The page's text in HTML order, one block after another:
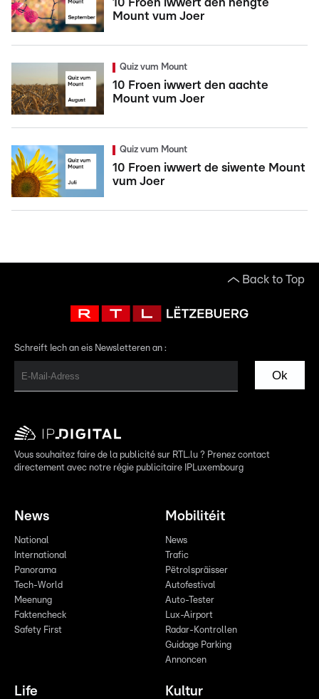
10 Froen iwwert den néngte
Mount vum Joer
Quiz vum Mount
10 Froen iwwert den aachte
Mount vum Joer
Quiz vum Mount
10 Froen iwwert de siwente Mount
vum Joer
Back to Top
Schreift Iech an eis Newsletteren an :
Ok
Vous souhaitez faire de la publicité sur RTL.lu ? Prenez contact
directement avec notre régie publicitaire IPLuxembourg
News
National
International
Panorama
Tech-World
Meenung
Faktencheck
Safety First
Mobilitéit
News
Trafic
Pëtrolspräisser
Autofestival
Auto-Tester
Lux-Airport
Radar-Kontrollen
Guidage Parking
Annoncen
Life Kultur